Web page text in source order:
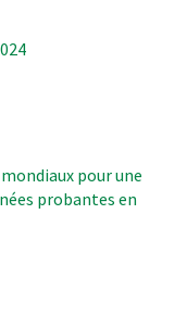
pour une
probantes en